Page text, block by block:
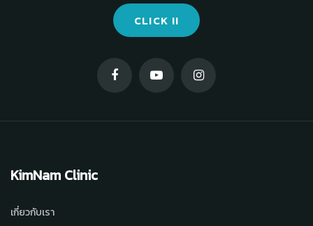
CLICK !!
KimNam Clinic
เกี่ยวกับเรา